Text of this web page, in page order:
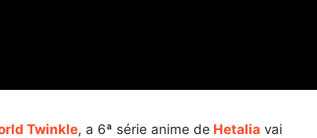
Twinkle, a 6ª série anime de Hetalia vai